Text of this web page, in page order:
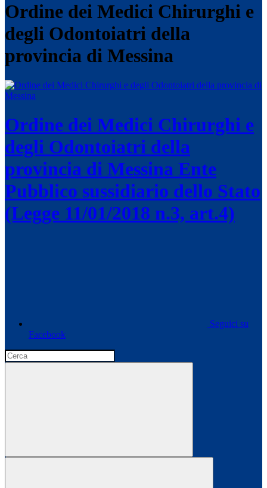
Ordine dei Medici Chirurghi e
degli Odontoiatri della
provincia di Messina
Ordine dei Medici Chirurghi e
degli Odontoiatri della
provincia di Messina Ente
Pubblico sussidiario dello Stato
(Legge 11/01/2018 n.3, art.4)
Seguici su
Facebook